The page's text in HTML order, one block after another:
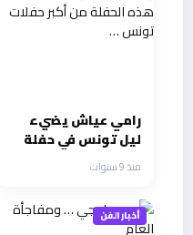
رامي عياش يضيء
ليل تونس في حفلة
عيد الحب والصحافة
التونسية تصنّف هذه
الحفلة من أكبر حفلات
تونس …
منذ 9 سنوات
أخبار الفن